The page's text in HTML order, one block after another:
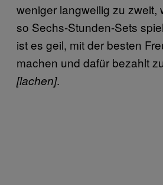
weniger langweilig zu zweit,
so Sechs-Stunden-Sets
ist es geil, mit der besten
machen und dafür bezahlt
[lachen].